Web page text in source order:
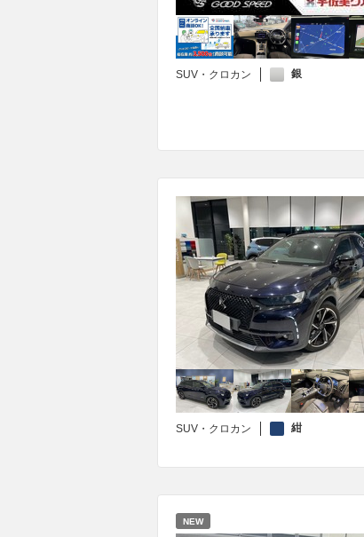
SUV・クロカン 銀
SUV・クロカン 紺
NEW